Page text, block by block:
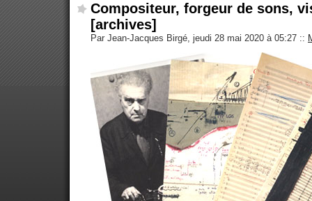
Compositeur, forgeur de sons,
[archives]
Par Jean-Jacques Birgé, jeudi 28 mai 2020 à 05:27 ::